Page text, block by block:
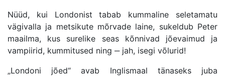
Nüüd, kui Londonist tabab kummaline seletamatu
vägivalla ja metsikute mõrvade laine, sukeldub Peter
maailma, kus surelike seas kõnnivad jõevaimud ja
vampiirid, kummitused ning ‒ jah, isegi võlurid!
„Londoni jõed“ avab Inglismaal tänaseks juba